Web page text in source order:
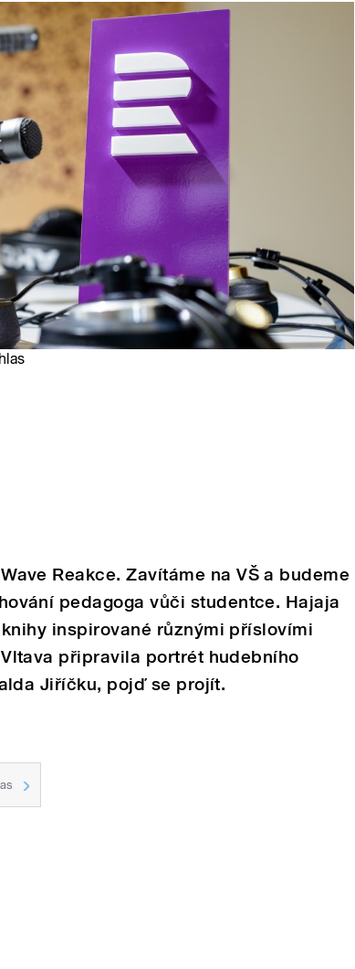
Reakce. Zavítáme na VŠ a budeme
pedagoga vůči studentce. Hajaja
inspirované různými příslovími
připravila portrét hudebního
Jiříčku, pojď se projít.